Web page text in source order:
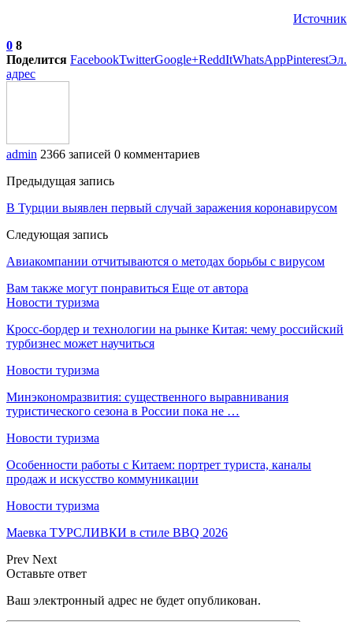
Источник
0 8
Поделится FacebookTwitterGoogle+ReddItWhatsAppPinterestЭл.
адрес
admin 2366 записей 0 комментариев
Предыдущая запись
В Турции выявлен первый случай заражения коронавирусом
Следующая запись
Авиакомпании отчитываются о методах борьбы с вирусом
Вам также могут понравиться Еще от автора
Новости туризма
Кросс-бордер и технологии на рынке Китая: чему российский
турбизнес может научиться
Новости туризма
Минэкономразвития: существенного выравнивания
туристического сезона в России пока не …
Новости туризма
Особенности работы с Китаем: портрет туриста, каналы
продаж и искусство коммуникации
Новости туризма
Маевка ТУРСЛИВКИ в стиле BBQ 2026
Prev Next
Оставьте ответ
Ваш электронный адрес не будет опубликован.